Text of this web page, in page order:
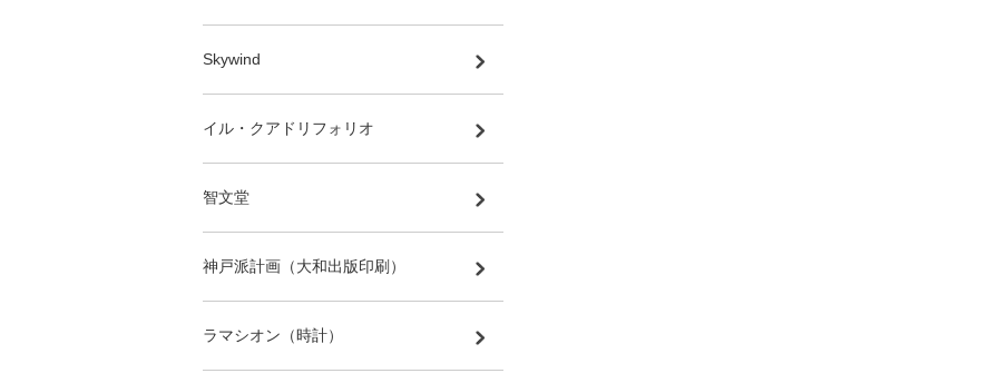
Skywind
イル・クアドリフォリオ
智文堂
神戸派計画（大和出版印刷）
ラマシオン（時計）